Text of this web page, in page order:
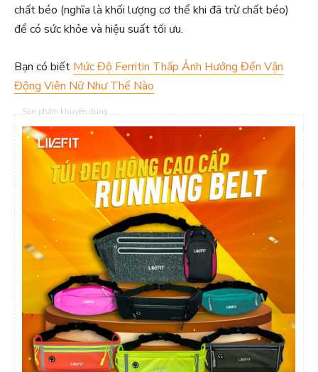
chất béo (nghĩa là khối lượng cơ thể khi đã trừ chất béo)
để có sức khỏe và hiệu suất tối ưu.
Bạn có biết Mức Độ Ferritin Thấp Ảnh Hưởng Đến Vận
Động Viên Nữ Như Thế Nào
Sản phẩm khuyên dùng